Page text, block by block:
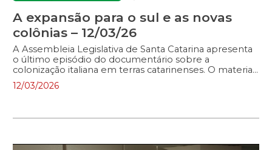
A expansão para o sul e as novas
colônias – 12/03/26
A Assembleia Legislativa de Santa Catarina apresenta
o último episódio do documentário sobre a
colonização italiana em terras catarinenses. O material
audiovisual, produzido pela TV Alesc, integra as
atividades do parlamento catarinense em
12/03/2026